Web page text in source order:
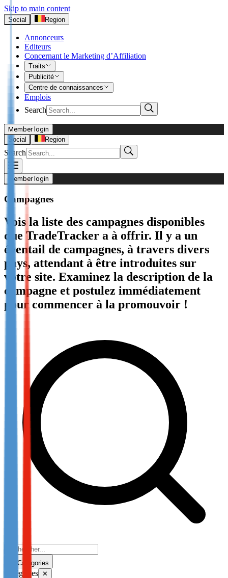
Skip to main content
Social Region
Annonceurs
Editeurs
Concernant le Marketing d’Affiliation
Traits
Publicité
Centre de connaissances
Emplois
Search
I’m Advertiser
Login
Not already our Advertiser?
I’m Publisher
Login
Not already our Publisher?
Member login
Social
Region
Search
Member login
Campagnes
Vois la liste des campagnes disponibles
que TradeTracker a à offrir. Il y a un
éventail de campagnes, à travers divers
pays, attendant à être introduites sur
votre site. Examinez la description de la
campagne et postulez immédiatement
pour commencer à la promouvoir !
Catégories
Catégories ✕